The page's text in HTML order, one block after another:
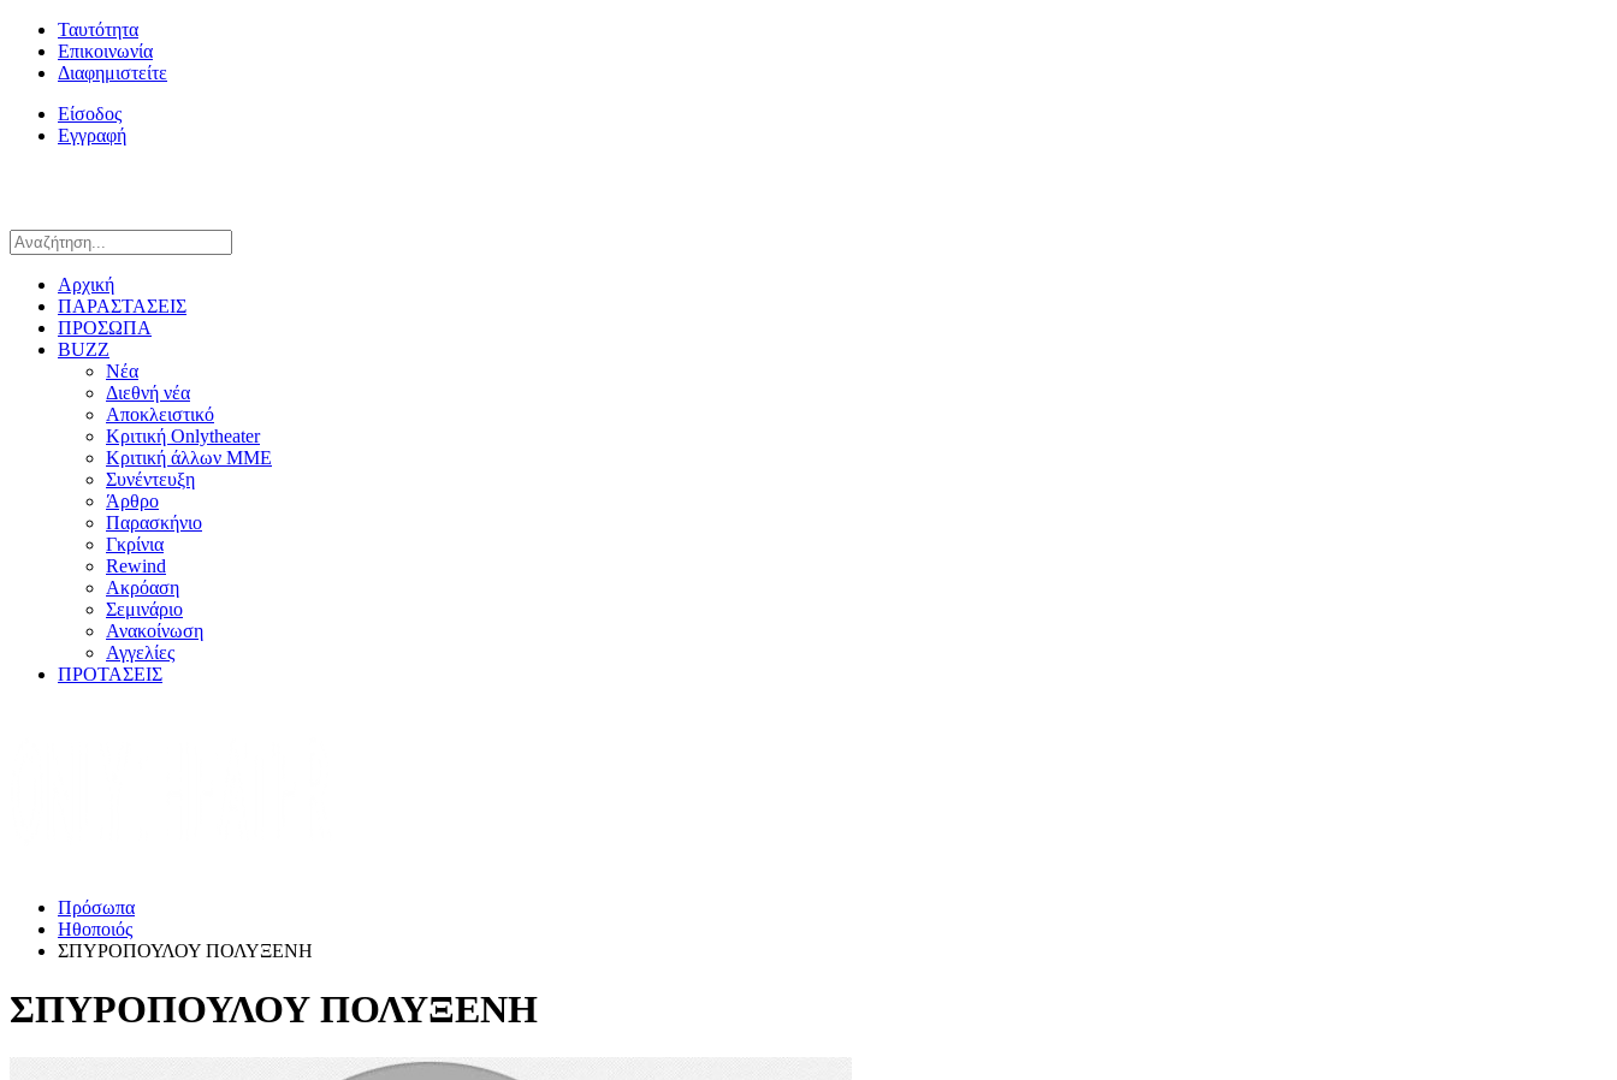
Ταυτότητα
Επικοινωνία
Διαφημιστείτε
Είσοδος
Εγγραφή
Αρχική
ΠΑΡΑΣΤΑΣΕΙΣ
ΠΡΟΣΩΠΑ
BUZZ
Νέα
Διεθνή νέα
Αποκλειστικό
Κριτική Onlytheater
Κριτική άλλων ΜΜΕ
Συνέντευξη
Άρθρο
Παρασκήνιο
Γκρίνια
Rewind
Ακρόαση
Σεμινάριο
Ανακοίνωση
Αγγελίες
ΠΡΟΤΑΣΕΙΣ
Πρόσωπα
Ηθοποιός
ΣΠΥΡΟΠΟΥΛΟΥ ΠΟΛΥΞΕΝΗ
ΣΠΥΡΟΠΟΥΛΟΥ ΠΟΛΥΞΕΝΗ